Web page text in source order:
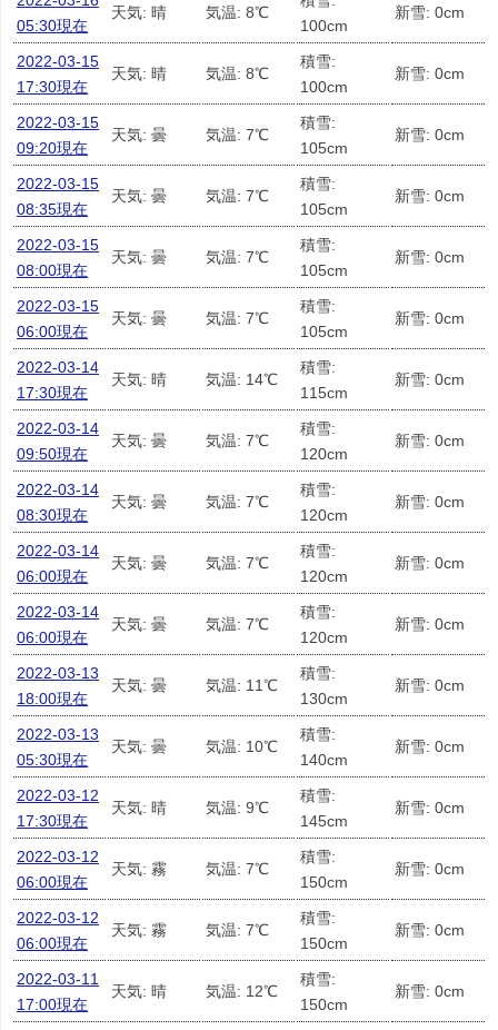
05:30現在
天気: 晴 気温: 8℃
100cm
新雪: 0cm
2022-03-15
17:30現在
天気: 晴 気温: 8℃
積雪:
100cm
新雪: 0cm
2022-03-15
09:20現在
天気: 曇 気温: 7℃
積雪:
105cm
新雪: 0cm
2022-03-15
08:35現在
天気: 曇 気温: 7℃
積雪:
105cm
新雪: 0cm
2022-03-15
08:00現在
天気: 曇 気温: 7℃
積雪:
105cm
新雪: 0cm
2022-03-15
06:00現在
天気: 曇 気温: 7℃
積雪:
105cm
新雪: 0cm
2022-03-14
17:30現在
天気: 晴 気温: 14℃
積雪:
115cm
新雪: 0cm
2022-03-14
09:50現在
天気: 曇 気温: 7℃
積雪:
120cm
新雪: 0cm
2022-03-14
08:30現在
天気: 曇 気温: 7℃
積雪:
120cm
新雪: 0cm
2022-03-14
06:00現在
天気: 曇 気温: 7℃
積雪:
120cm
新雪: 0cm
2022-03-14
06:00現在
天気: 曇 気温: 7℃
積雪:
120cm
新雪: 0cm
2022-03-13
18:00現在
天気: 曇 気温: 11℃
積雪:
130cm
新雪: 0cm
2022-03-13
05:30現在
天気: 曇 気温: 10℃
積雪:
140cm
新雪: 0cm
2022-03-12
17:30現在
天気: 晴 気温: 9℃
積雪:
145cm
新雪: 0cm
2022-03-12
06:00現在
天気: 霧 気温: 7℃
積雪:
150cm
新雪: 0cm
2022-03-12
06:00現在
天気: 霧 気温: 7℃
積雪:
150cm
新雪: 0cm
2022-03-11
17:00現在
天気: 晴 気温: 12℃
積雪:
150cm
新雪: 0cm